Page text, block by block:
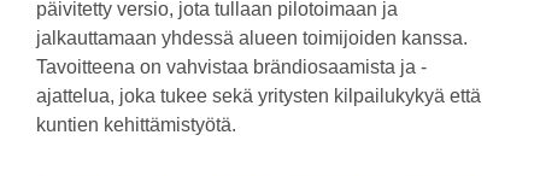
päivitetty versio, jota tullaan pilotoimaan ja
jalkauttamaan yhdessä alueen toimijoiden kanssa.
Tavoitteena on vahvistaa brändiosaamista ja -
ajattelua, joka tukee sekä yritysten kilpailukykyä että
kuntien kehittämistyötä.